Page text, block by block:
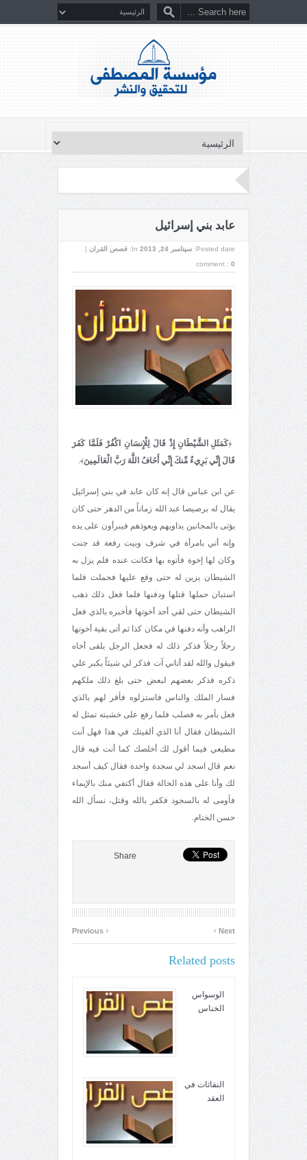
عابد بني إسرائيل
Posted date: سپتامبر 24, 2013 In: قصص القران |
comment : 0
﴿كَمَثَلِ الشَّيْطَانِ إِذْ قَالَ لِلْإِنسَانِ اكْفُرْ فَلَمَّا كَفَرَ
قَالَ إِنِّي بَرِيءٌ مِّنكَ إِنِّي أَخَافُ اللَّهَ رَبَّ الْعَالَمِينَ﴾.
عن ابن عباس قال إنه كان عابد في بني إسرائيل
يقال له برصيصا عبد الله زماناً من الدهر حتى كان
يؤتى بالمجانين يداويهم ويعوذهم فيبرأون على يده
وإنه أتي بامرأة في شرف وبيت رفعة قد جنت
وكان لها إخوة فأتوه بها فكانت عنده فلم يزل به
الشيطان يزين له حتى وقع عليها فحملت فلما
استبان حملها قتلها ودفنها فلما فعل ذلك ذهب
الشيطان حتى لقي أحد أخوتها فأخبره بالذي فعل
الراهب وأنه دفنها في مكان كذا ثم أتى بقية أخوتها
رجلاً رجلاً فذكر ذلك له فجعل الرجل يلقى أخاه
فيقول والله لقد أتاني آت فذكر لي شيئاً يكبر علي
ذكره فذكر بعضهم لبعض حتى بلغ ذلك ملكهم
فسار الملك والناس فاستزلوه فأقر لهم بالذي
فعل بأمر به فصلب فلما رفع على خشبته تمثل له
الشيطان فقال أنا الذي ألقيتك في هذا فهل أنت
مطيعي فيما أقول لك أخلصك كما أنت فيه قال
نعم قال اسجد لي سجدة واحدة فقال كيف أسجد
لك وأنا على هذه الحالة فقال أكتفي منك بالإيماء
فأومى له بالسجود فكفر بالله وقتل، نسأل الله
حسن الختام.
Share
‹ Next
›
Related posts
الوسواس
الخناس
النفاثات في
العقد